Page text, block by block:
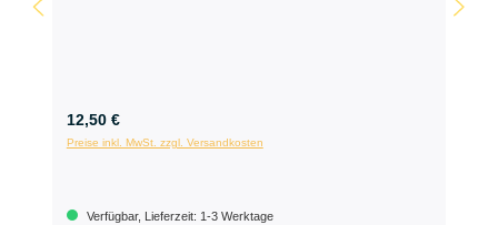
12,50 €
Preise inkl. MwSt. zzgl. Versandkosten
Verfügbar, Lieferzeit: 1-3 Werktage